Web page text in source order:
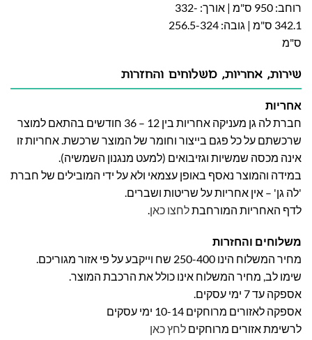
רוחב: 950 ס"מ | אורך: 332-
342.1 ס"מ | גובה: 256.5-324
ס"מ
שירות, אחריות, משלוחים והחזרות
אחריות
חברת לה גן מעניקה אחריות בין 12 – 36 חודשים בהתאם למוצר
שרכשתם על כל פגם בייצור וחומר של המוצר שרכשת. אחריות זו
אינה מכסה שמשיות וגזיבואים (למעט מנגנון השמשיה).
במידה והמוצר נאסף באופן עצמאי ולא על ידי המובילים של חברת
'לה גן' – אין אחריות על שריטות ושברים.
לדף האחריות המורחבתלחצו כאן.
משלוחים והחזרות
מחיר המשלוח הינו 250-400 שח וייקבע על פי אזור מגוריכם.
שימו לב, מחיר המשלוח אינו כולל את הרכבת המוצר.
אספקה עד 7 ימי עסקים.
אספקה לאזורים מרוחקים 10-14 ימי עסקים
לרשימת אזורים מרוחקים לחץ כאן